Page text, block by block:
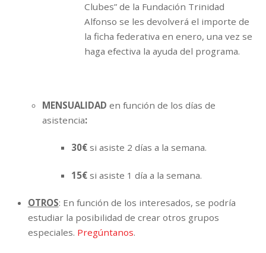
Clubes” de la Fundación Trinidad
Alfonso se les devolverá el importe de
la ficha federativa en enero, una vez se
haga efectiva la ayuda del programa.
MENSUALIDADen función de los días de
asistencia:
30€ si asiste 2 días a la semana.
15€si asiste 1 día a la semana.
OTROS: En función de los interesados, se podría
estudiar la posibilidad de crear otros grupos
especiales. Pregúntanos.